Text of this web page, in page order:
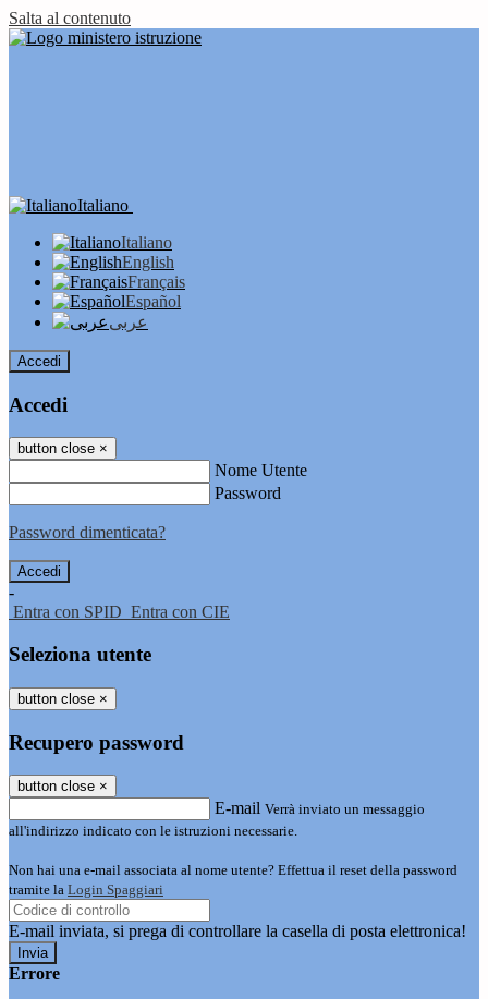
Salta al contenuto
Italiano
Italiano
English
Français
Español
عربى
Accedi
Accedi
button close ×
Nome Utente
Password
Password dimenticata?
-
Entra con SPID Entra con CIE
Seleziona utente
button close ×
Recupero password
button close ×
E-mail Verrà inviato un messaggio
all'indirizzo indicato con le istruzioni necessarie.
Non hai una e-mail associata al nome utente? Effettua il reset della password
tramite la Login Spaggiari
E-mail inviata, si prega di controllare la casella di posta elettronica!
Errore